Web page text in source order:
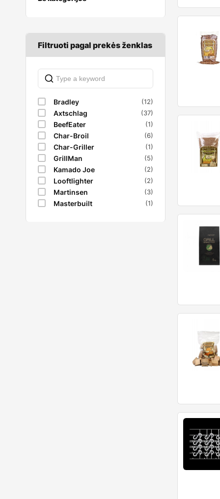
priedai
Turistinės viryklės
Turistiniai indai
Turistiniai įrankiai
Turistiniai šaltkrepšiai
Židiniai
Filtruoti pagal prekės ženklas
Bradley (12)
Axtschlag (37)
BeefEater (1)
Char-Broil (6)
Char-Griller (1)
GrillMan (5)
Kamado Joe (2)
Looftlighter (2)
Martinsen (3)
Masterbuilt (1)